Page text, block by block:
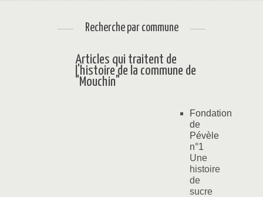
Recherche par commune
Articles qui traitent de
l'histoire de la commune de
"Mouchin"
Fondation
de
Pévèle
n°1
Une
histoire
de
sucre